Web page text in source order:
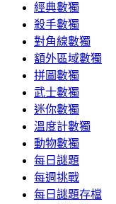
經典數獨
殺手數獨
對角線數獨
額外區域數獨
拼圖數獨
武士數獨
迷你數獨
溫度計數獨
動物數獨
每日謎題
每週挑戰
每日謎題存檔